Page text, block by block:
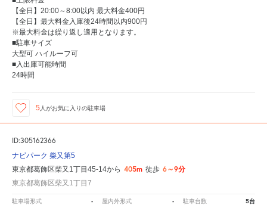
【全日】20:00～8:00以内 最大料金400円
【全日】最大料金入庫後24時間以内900円
※最大料金は繰り返し適用となります。
■駐車サイズ
大型可 ハイルーフ可
■入出庫可能時間
24時間
5 人がお気に入りの駐車場
ID:305162366
ナビパーク 柴又第5
東京都葛飾区柴又1丁目45-14から 405m 徒歩 6～9分
東京都葛飾区柴又1丁目7
駐車場形式 - 屋内外形式 - 駐車台数 5台